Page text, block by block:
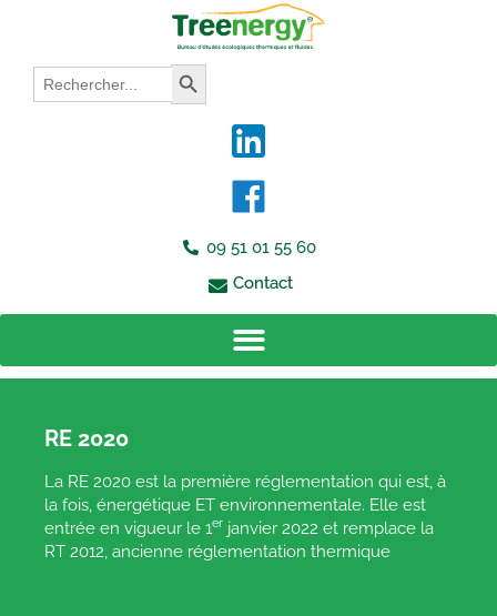
Search
for:
Search Button
09 51 01 55 60
Contact
RE 2020
La RE 2020 est la première réglementation qui est, à
la fois, énergétique ET environnementale. Elle est
entrée en vigueur le 1er janvier 2022 et remplace la
RT 2012, ancienne réglementation thermique